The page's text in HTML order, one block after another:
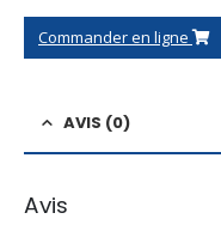
Commander en ligne
AVIS (0)
Avis